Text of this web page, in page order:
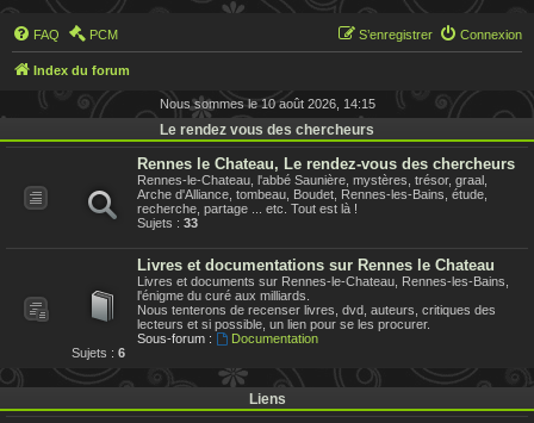
FAQ PCM Connexion
S’enregistrer
Index du forum
Nous sommes le 10 août 2026, 14:15
Le rendez vous des chercheurs
Rennes le Chateau, Le rendez-vous des chercheurs
Rennes-le-Chateau, l'abbé Saunière, mystères, trésor, graal,
Arche d'Alliance, tombeau, Boudet, Rennes-les-Bains, étude,
recherche, partage ... etc. Tout est là !
Sujets : 33
Livres et documentations sur Rennes le Chateau
Livres et documents sur Rennes-le-Chateau, Rennes-les-Bains,
l'énigme du curé aux milliards.
Nous tenterons de recenser livres, dvd, auteurs, critiques des
lecteurs et si possible, un lien pour se les procurer.
Sous-forum :
Documentation
Sujets : 6
Liens